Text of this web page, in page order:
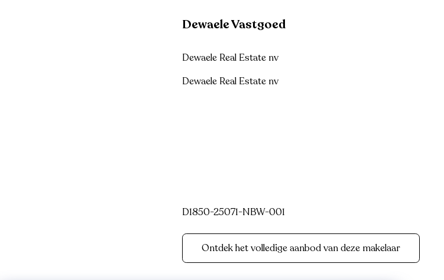
Dewaele Vastgoed
Dewaele Real Estate nv
Dewaele Real Estate nv
D1850-25071-NBW-001
Ontdek het volledige aanbod van deze makelaar